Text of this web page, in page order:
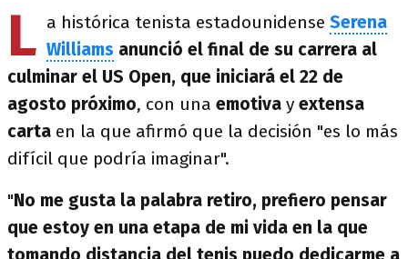
L a histórica tenista estadounidense Serena
Williams anunció el final de su carrera al
culminar el US Open, que iniciará el 22 de
agosto próximo, con una emotiva y extensa
carta en la que afirmó que la decisión "es lo más
difícil que podría imaginar".
"No me gusta la palabra retiro, prefiero pensar
que estoy en una etapa de mi vida en la que